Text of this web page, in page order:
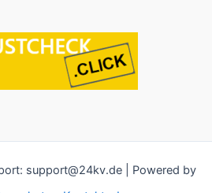
support@24kv.de | Powered by